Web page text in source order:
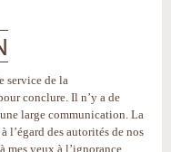
service de la
conclure. Il n’y a de
large communication. La
l’égard des autorités de nos
mes yeux à l’ignorance